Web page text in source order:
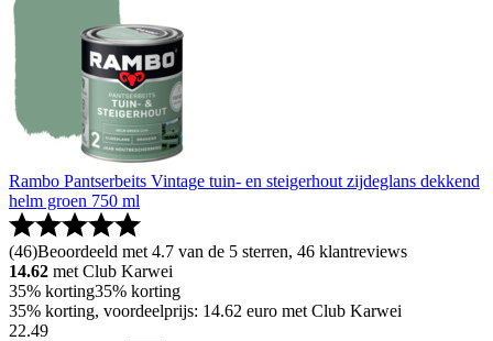
Rambo Pantserbeits Vintage tuin- en steigerhout zijdeglans dekkend
helm groen 750 ml
(46)Beoordeeld met 4.7 van de 5 sterren, 46 klantreviews
14.62 met Club Karwei
35% korting35% korting
35% korting, voordeelprijs: 14.62 euro met Club Karwei
22.49